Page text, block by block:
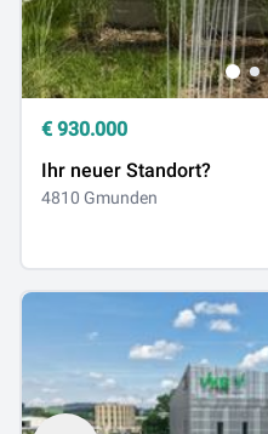
€ 930.000
Ihr neuer Standort?
4810 Gmunden